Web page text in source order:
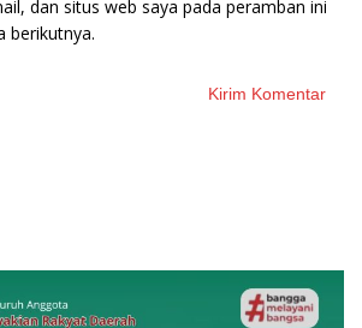
dan situs web saya pada peramban ini
berikutnya.